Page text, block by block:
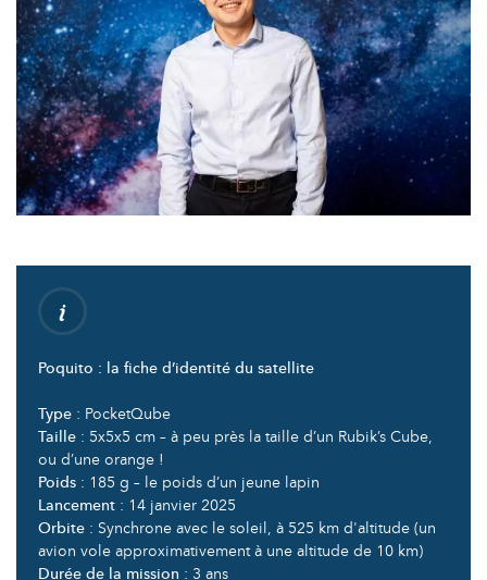
Poquito : la fiche d’identité du satellite
Type : PocketQube
Taille : 5x5x5 cm – à peu près la taille d’un Rubik’s Cube,
ou d’une orange !
Poids : 185 g – le poids d’un jeune lapin
Lancement : 14 janvier 2025
Orbite : Synchrone avec le soleil, à 525 km d'altitude (un
avion vole approximativement à une altitude de 10 km)
Durée de la mission : 3 ans